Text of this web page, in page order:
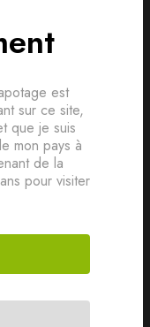
en premier !
le premier à poser
est
sur ce site,
que je suis
mon pays à
de la
pour visiter